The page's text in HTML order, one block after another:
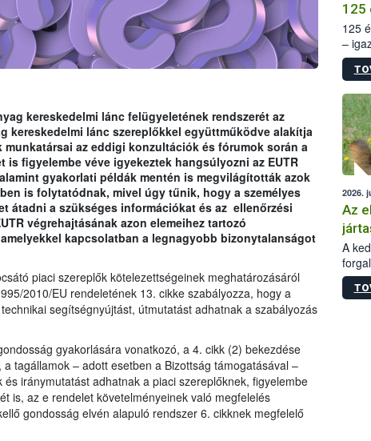
kereskedelmi lánc felügyeletének rendszerét az
kereskedelmi lánc szereplőkkel együttműködve alakítja
munkatársai az eddigi konzultációk és fórumok során a
figyelembe véve igyekeztek hangsúlyozni az EUTR
gyakorlati példák mentén is megvilágították azok
is folytatódnak, mivel úgy tűnik, hogy a személyes
átadni a szükséges információkat és az ellenőrzési
végrehajtásának azon elemeihez tartozó
kapcsolatban a legnagyobb bizonytalanságot
piaci szereplők kötelezettségeinek meghatározásáról
2010/EU rendeletének 13. cikke szabályozza, hogy a
segítségnyújtást, útmutatást adhatnak a szabályozás
gyakorlására vonatkozó, a 4. cikk (2) bekezdése
tagállamok – adott esetben a Bizottság támogatásával –
iránymutatást adhatnak a piaci szereplőknek, figyelembe
is, az e rendelet követelményeinek való megfelelés
gondosság elvén alapuló rendszer 6. cikknek megfelelő
125
125
–
15.
2026.
Az
A